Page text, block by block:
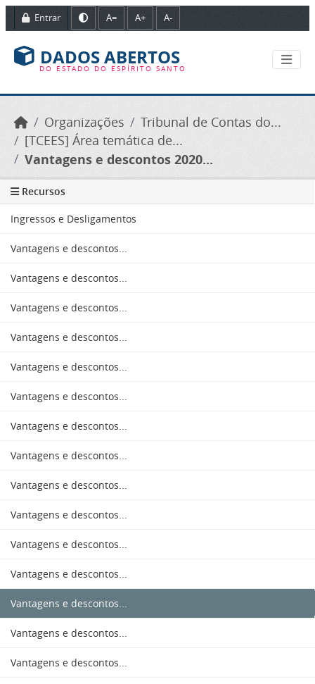
Ir para o conteúdo principal
Entrar A= A+ A-
DADOS ABERTOS
DO ESTADO DO ESPÍRITO SANTO
Organizações
Tribunal de Contas do...
[TCEES] Área temática de...
Vantagens e descontos 2020...
Recursos
Ingressos e Desligamentos
Vantagens e descontos...
Vantagens e descontos...
Vantagens e descontos...
Vantagens e descontos...
Vantagens e descontos...
Vantagens e descontos...
Vantagens e descontos...
Vantagens e descontos...
Vantagens e descontos...
Vantagens e descontos...
Vantagens e descontos...
Vantagens e descontos...
Vantagens e descontos...
Vantagens e descontos...
Vantagens e descontos...